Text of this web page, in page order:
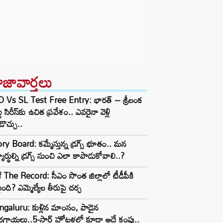
Vs SL Test Free Entry: భారత్ – శ్రీలంక
సిరీస్‌కు ఉచిత ప్రవేశం.. ఎవరైనా వెళ్లి
Board: కమ్మేస్తున్న డ్రగ్స్ భూతం.. మన
డ్రగ్స్ నుంచి ఎలా కాపాడుకోవాలి..?
The Record: సీఎం సొంత జిల్లాలో టీడీపీకి
ఎమ్మెల్యేల తీరుపై చర్చ
కుళ్లిన మాంసం, పాడైన
స్టార్ హోటళ్లలో కూడా అదే కంపు..